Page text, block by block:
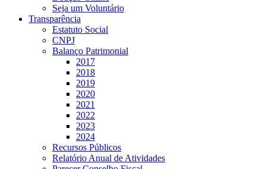
Seja um Voluntário
Transparência
Estatuto Social
CNPJ
Balanço Patrimonial
2017
2018
2019
2020
2021
2022
2023
2024
Recursos Públicos
Relatório Anual de Atividades